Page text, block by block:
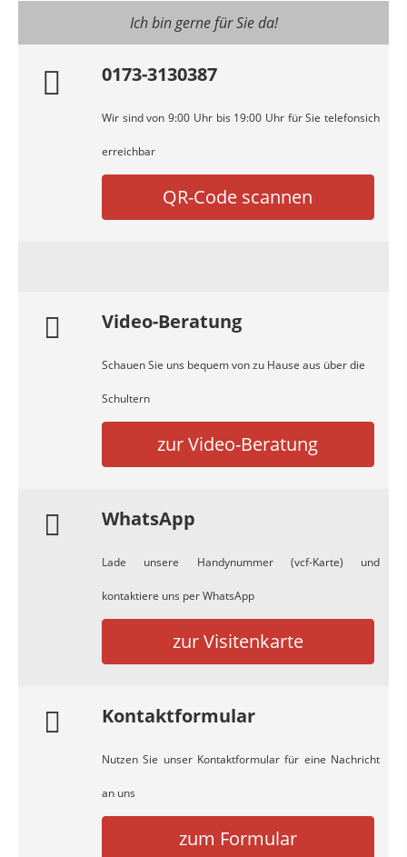
Ich bin gerne für Sie da!
0173-3130387
Wir sind von 9:00 Uhr bis 19:00 Uhr für Sie telefonsich
erreichbar
QR-Code scannen
Video-Beratung
Schauen Sie uns bequem von zu Hause aus über die
Schultern
zur Video-Beratung
WhatsApp
Lade unsere Handynummer (vcf-Karte) und
kontaktiere uns per WhatsApp
zur Visitenkarte
Kontaktformular
Nutzen Sie unser Kontaktformular für eine Nachricht
an uns
zum Formular